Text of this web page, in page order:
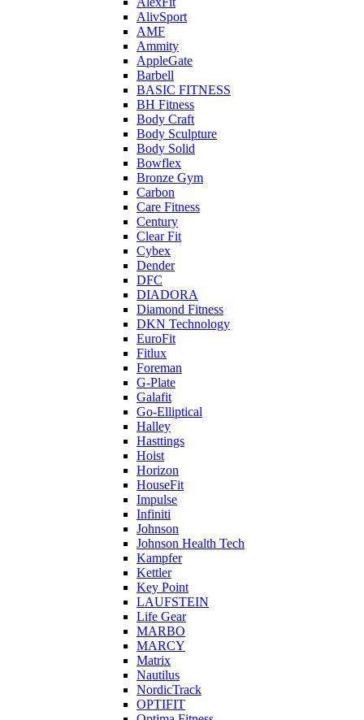
AlivSport
AMF
Ammity
AppleGate
Barbell
BASIC FITNESS
BH Fitness
Body Craft
Body Sculpture
Body Solid
Bowflex
Bronze Gym
Carbon
Care Fitness
Century
Clear Fit
Cybex
Dender
DFC
DIADORA
Diamond Fitness
DKN Technology
EuroFit
Fitlux
Foreman
G-Plate
Galafit
Go-Elliptical
Halley
Hasttings
Hoist
Horizon
HouseFit
Impulse
Infiniti
Johnson
Johnson Health Tech
Kampfer
Kettler
Key Point
LAUFSTEIN
Life Gear
MARBO
MARCY
Matrix
Nautilus
NordicTrack
OPTIFIT